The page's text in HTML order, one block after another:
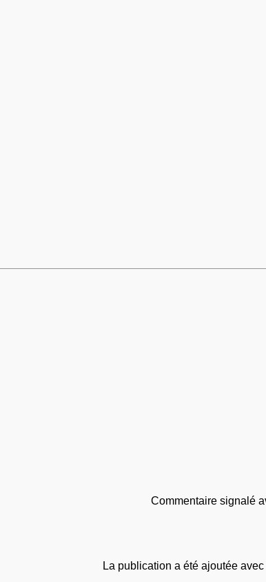
Commentaire signalé
La publication a été ajoutée